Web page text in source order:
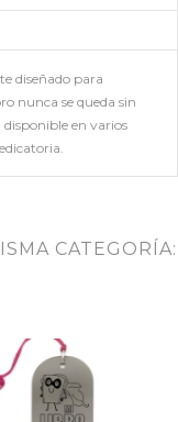
diseñado para
nunca se queda sin
en varios
CATEGORÍA: